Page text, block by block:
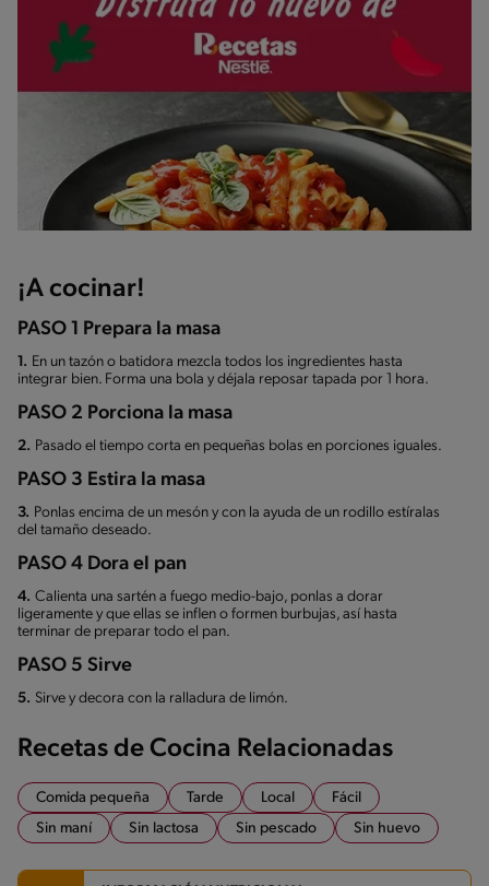
¡A cocinar!
PASO 1 Prepara la masa
1. En un tazón o batidora mezcla todos los ingredientes hasta
integrar bien. Forma una bola y déjala reposar tapada por 1 hora.
PASO 2 Porciona la masa
2. Pasado el tiempo corta en pequeñas bolas en porciones iguales.
PASO 3 Estira la masa
3. Ponlas encima de un mesón y con la ayuda de un rodillo estíralas
del tamaño deseado.
PASO 4 Dora el pan
4. Calienta una sartén a fuego medio-bajo, ponlas a dorar
ligeramente y que ellas se inflen o formen burbujas, así hasta
terminar de preparar todo el pan.
PASO 5 Sirve
5. Sirve y decora con la ralladura de limón.
Recetas de Cocina Relacionadas
Comida pequeña Tarde Local
Fácil
Sin maní
Sin lactosa Sin pescado Sin huevo